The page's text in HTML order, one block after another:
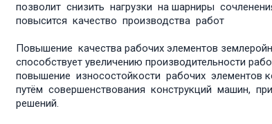
позволит снизить нагрузки на шарниры
повысится качество производства
Повышение качества рабочих элементов
способствует увеличению производительности
повышение износостойкости рабочих элементов
путём совершенствования конструкций машин,
решений.